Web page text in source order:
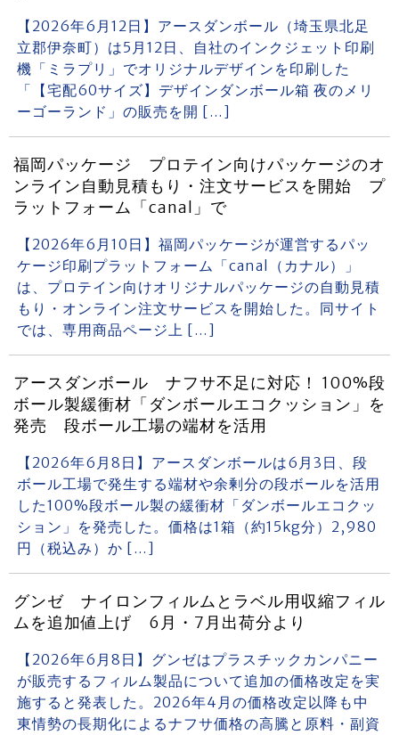
【2026年6月12日】アースダンボール（埼玉県北足
立郡伊奈町）は5月12日、自社のインクジェット印刷
機「ミラプリ」でオリジナルデザインを印刷した
「【宅配60サイズ】デザインダンボール箱 夜のメリ
ーゴーランド」の販売を開 […]
福岡パッケージ プロテイン向けパッケージのオ
ンライン自動見積もり・注文サービスを開始 プ
ラットフォーム「canal」で
【2026年6月10日】福岡パッケージが運営するパッ
ケージ印刷プラットフォーム「canal（カナル）」
は、プロテイン向けオリジナルパッケージの自動見積
もり・オンライン注文サービスを開始した。同サイト
では、専用商品ページ上 […]
アースダンボール ナフサ不足に対応！ 100%段
ボール製緩衝材「ダンボールエコクッション」を
発売 段ボール工場の端材を活用
【2026年6月8日】アースダンボールは6月3日、段
ボール工場で発生する端材や余剰分の段ボールを活用
した100%段ボール製の緩衝材「ダンボールエコクッ
ション」を発売した。価格は1箱（約15kg分）2,980
円（税込み）か […]
グンゼ ナイロンフィルムとラベル用収縮フィル
ムを追加値上げ 6月・7月出荷分より
【2026年6月8日】グンゼはプラスチックカンパニー
が販売するフィルム製品について追加の価格改定を実
施すると発表した。2026年4月の価格改定以降も中
東情勢の長期化によるナフサ価格の高騰と原料・副資